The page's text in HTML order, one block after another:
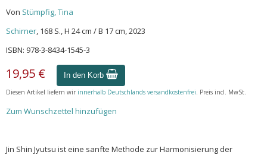
Von Stümpfig, Tina
Schirner, 168 S., H 24 cm / B 17 cm, 2023
ISBN: 978-3-8434-1545-3
19,95 € In den Korb
Diesen Artikel liefern wir innerhalb Deutschlands versandkostenfrei. Preis incl. MwSt.
Zum Wunschzettel hinzufügen
Jin Shin Jyutsu ist eine sanfte Methode zur Harmonisierung der